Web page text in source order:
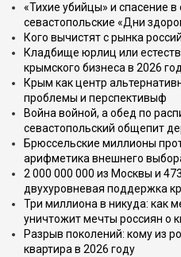
«Тихие убийцы» и спасение в
севастопольские «Дни
Кого вычистят с рынка
Кладбище юрлиц или
крымского бизнеса в 2026
Крым как центр
проблемы и перспективыф
Война войной, а обед по
севастопольский общепит
Брюссельские миллионы
арифметика внешнего
2 000 000 000 из Москвы и
двухуровневая поддержка
Три миллиона в никуда: как
уничтожит мечты россиян о
Разрыв поколений: кому из
квартира в 2026 году